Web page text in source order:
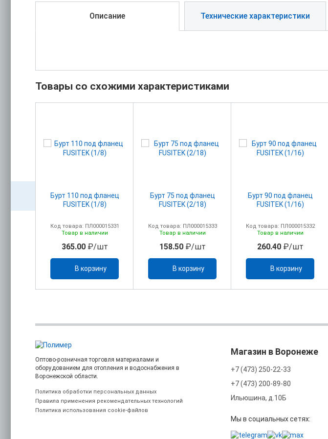
Описание Технические характеристики
Товары со схожими характеристиками
Бурт 110 под фланец
FUSITEK (1/8)
Код товара: ПЛ000015331
Товар в наличии
365.00₽/шт
В корзину
Бурт 75 под фланец
FUSITEK (2/18)
Код товара: ПЛ000015333
Товар в наличии
158.50₽/шт
В корзину
Бурт 90 под фланец
FUSITEK (1/16)
Код товара: ПЛ000015332
Товар в наличии
260.40₽/шт
В корзину
Оптово-розничная торговля материалами и
оборудованием для отопления и водоснабжения в
Воронежской области.
Политика обработки персональных данных
Правила применения рекомендательных технологий
Политика использования cookie-файлов
Магазин в Воронеже
+7 (473) 250-22-33
+7 (473) 200-89-80
Ильюшина, д.10Б
Мы в социальных сетях: